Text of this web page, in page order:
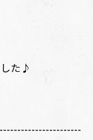
た♪